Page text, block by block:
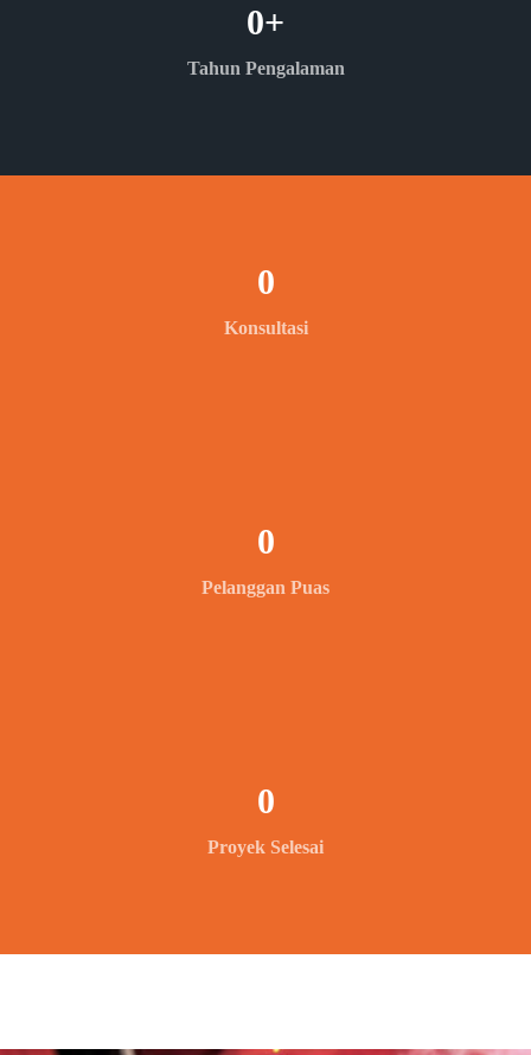
Tahun Pengalaman
0+
Konsultasi
0
Pelanggan Puas
0
Proyek Selesai
0